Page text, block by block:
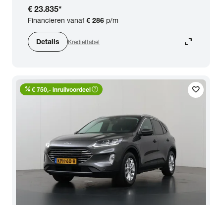
€ 23.835*
Financieren vanaf€ 286 p/m
Details Krediettabel expand_content
favorite
percent € 750,- inruilvoordeelhelp_outline